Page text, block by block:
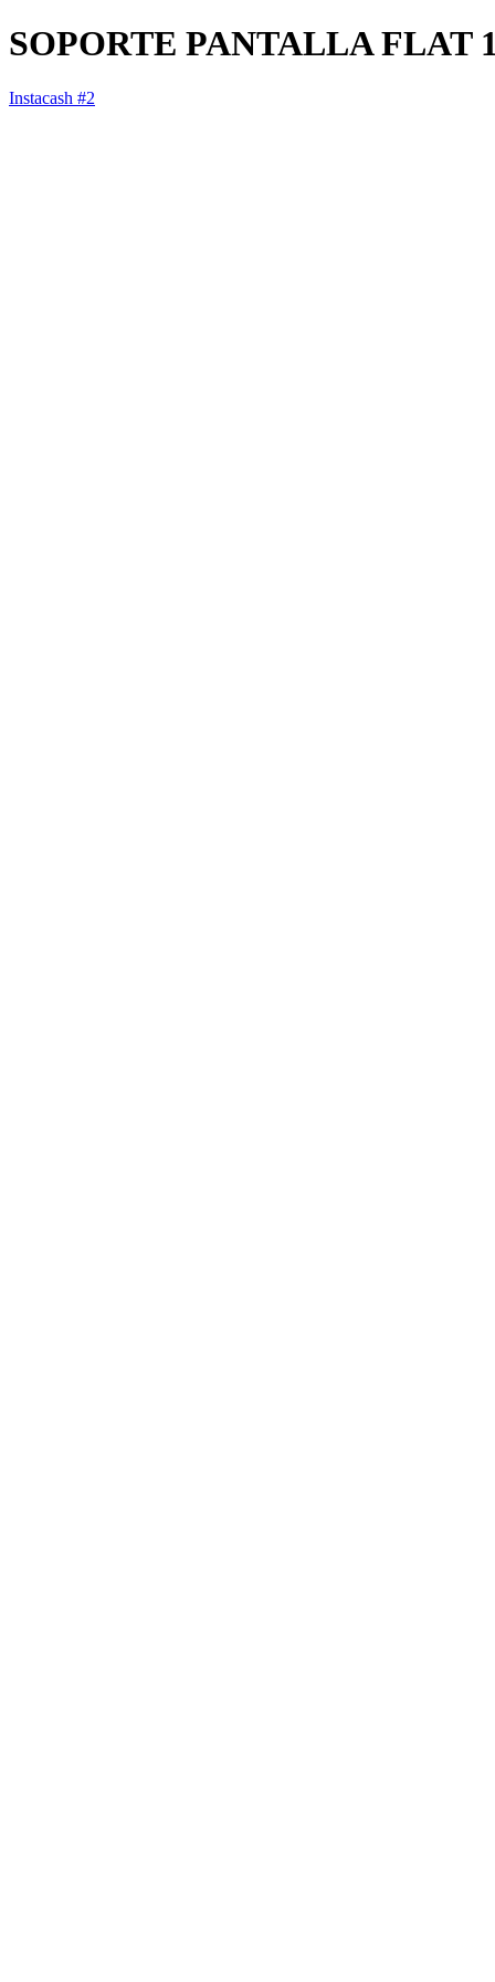
SOPORTE PANTALLA FLAT
Instacash #2